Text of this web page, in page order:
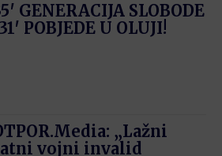
GENERACIJA SLOBODE
31′ POBJEDE U OLUJI!
„Lažni
vojni invalid